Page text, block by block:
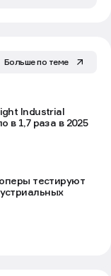
Больше по теме
Industrial
в 1,7 раза в 2025
тестируют